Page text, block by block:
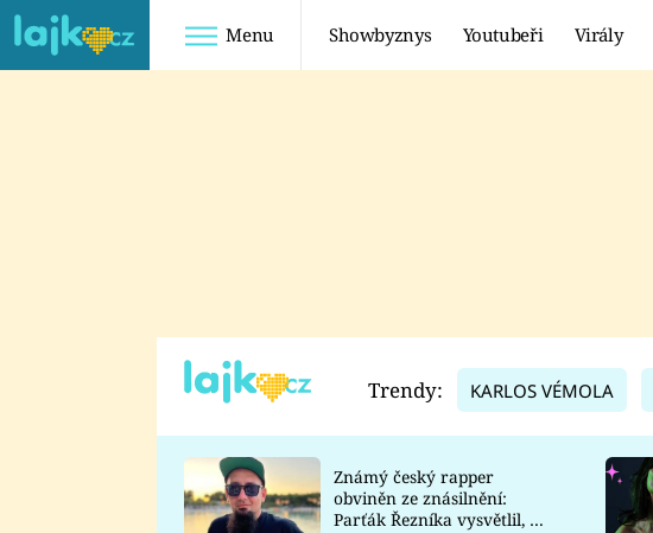
Menu Showbyznys Youtubeři Virály
TADEÁŠ KUBĚNKA
DATEL
Trendy: KARLOS VÉMOLA
Známý český rapper
obviněn ze znásilnění:
Parťák Řezníka vysvětlil, co